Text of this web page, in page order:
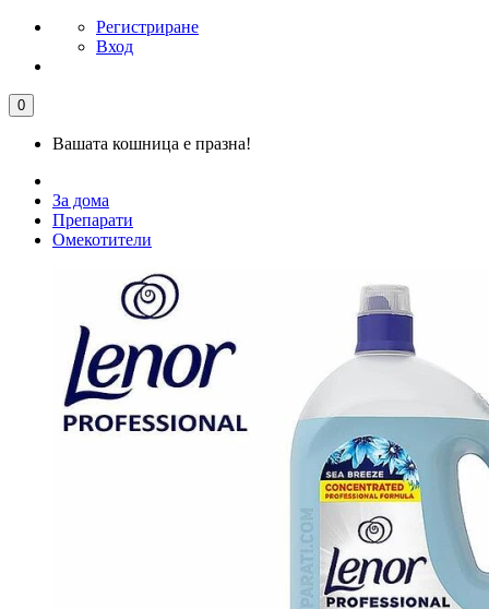
Регистриране
Вход
0
Вашата кошница е празна!
За дома
Препарати
Омекотители